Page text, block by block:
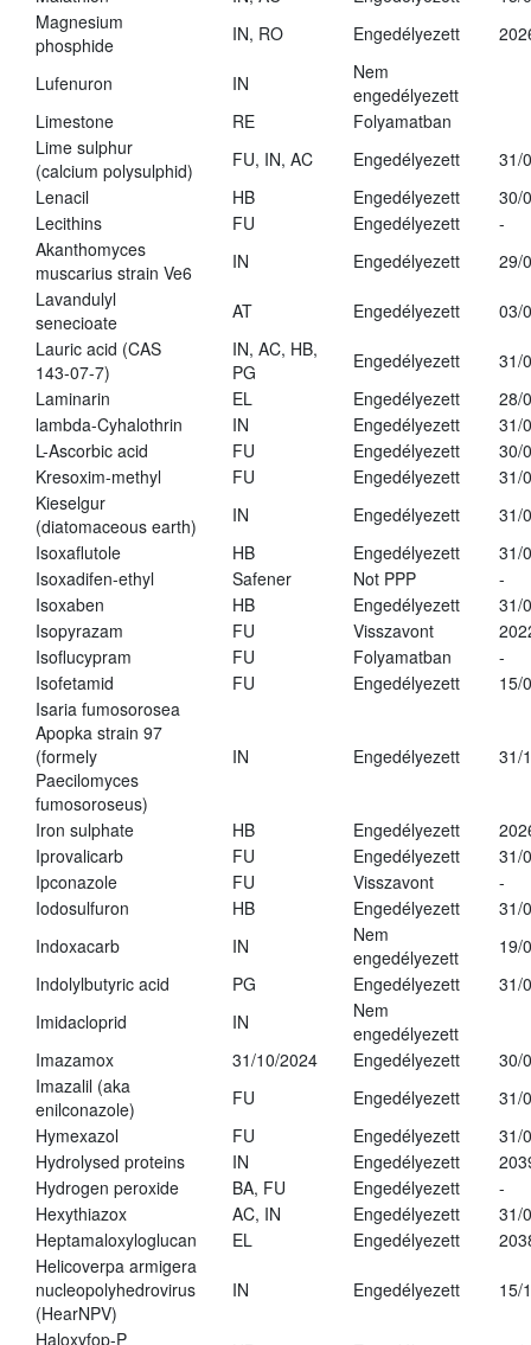
Magnesium
phosphide
IN, RO Engedélyezett
Lufenuron IN
Nem
engedélyezett
Limestone
RE
Folyamatban
Lime sulphur
(calcium polysulphid)
FU, IN, AC Engedélyezett
31/
Lenacil
HB Engedélyezett
30/
Lecithins
FU Engedélyezett
-
Akanthomyces
muscarius strain Ve6
IN Engedélyezett
29/
Lavandulyl
senecioate
AT Engedélyezett
03/
Lauric acid (CAS
143-07-7)
IN, AC, HB,
PG
Engedélyezett
31/
Laminarin
EL Engedélyezett
28/
lambda-Cyhalothrin
IN Engedélyezett
31/
L-Ascorbic acid
FU Engedélyezett
30/
Kresoxim-methyl
FU Engedélyezett
31/
Kieselgur
(diatomaceous earth)
IN Engedélyezett
31/
Isoxaflutole
HB Engedélyezett
31/
Isoxadifen-ethyl
Safener Not PPP
-
Isoxaben
HB Engedélyezett
31/
Isopyrazam
FU Visszavont
Isoflucypram
FU Folyamatban
-
Isofetamid
FU Engedélyezett
15/
Isaria fumosorosea
Apopka strain 97
(formely
Paecilomyces
fumosoroseus)
IN Engedélyezett 31/
Iron sulphate HB Engedélyezett
Iprovalicarb
FU Engedélyezett
31/
Ipconazole
FU Visszavont
-
Iodosulfuron
HB Engedélyezett
31/
Indoxacarb
IN
Nem
engedélyezett
19/
Indolylbutyric acid
PG Engedélyezett
31/
Imidacloprid
IN
Nem
engedélyezett
Imazamox
31/10/2024 Engedélyezett
30/
Imazalil (aka
enilconazole)
FU Engedélyezett
31/
Hymexazol
FU Engedélyezett
31/
Hydrolysed proteins
IN Engedélyezett
Hydrogen peroxide
BA, FU Engedélyezett
-
Hexythiazox
AC, IN Engedélyezett
31/
Heptamaloxyloglucan
EL Engedélyezett
Helicoverpa armigera
nucleopolyhedrovirus
(HearNPV)
IN Engedélyezett 15/
Haloxyfop-P